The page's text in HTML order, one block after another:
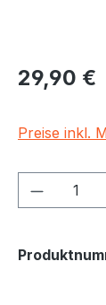
Regulärer
29,90 €
Preise inkl.